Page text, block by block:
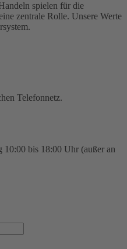
spielen für die
zentrale Rolle. Unsere Werte
Telefonnetz.
10:00 bis 18:00 Uhr (außer an